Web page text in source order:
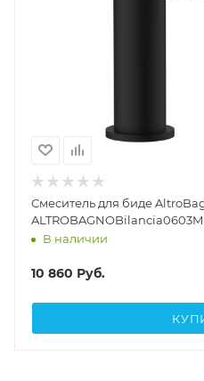
Смеситель для биде
В наличии
10 860 Руб.